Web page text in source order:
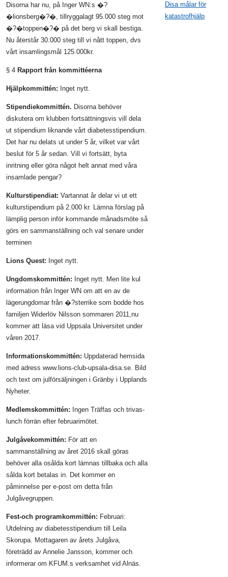
Disorna har nu, på Inger WN:s �?
�lionsberg�?�, tillryggalagt 95.000 steg mot
�?�toppen�?� på det berg vi skall bestiga.
Nu återstår 30.000 steg till vi nått toppen, dvs
vårt insamlingsmål 125.000kr.
§ 4Rapport från kommittéerna
Hjälpkommittén: Inget nytt.
Stipendiekommittén. Disorna behöver
diskutera om klubben fortsättningsvis vill dela
ut stipendium liknande vårt diabetesstipendium.
Det har nu delats ut under 5 år, vilket var vårt
beslut för 5 år sedan. Vill vi fortsätt, byta
inritning eller göra något helt annat med våra
insamlade pengar?
Kulturstipendiat: Vartannat år delar vi ut ett
kulturstipendium på 2.000 kr. Lämna förslag på
lämplig person inför kommande månadsmöte så
görs en sammanställning och val senare under
terminen
Lions Quest: Inget nytt.
Ungdomskommittén: Inget nytt. Men lite kul
information från Inger WN om att en av de
lägerungdomar från �?sterrike som bodde hos
familjen Widerlöv Nilsson sommaren 2011,nu
kommer att läsa vid Uppsala Universitet under
våren 2017.
Informationskommittén: Uppdaterad hemsida
med adress www.lions-club-upsala-disa.se. Bild
och text om julförsäljningen i Gränby i Upplands
Nyheter.
Medlemskommittén: Ingen Träffas och trivas-
lunch förrän efter februarimötet.
Julgåvekommittén: För att en
sammanställning av året 2016 skall göras
behöver alla osålda kort lämnas tillbaka och alla
sålda kort betalas in. Det kommer en
påminnelse per e-post om detta från
Julgåvegruppen.
Fest-och programkommittén: Februari:
Utdelning av diabetesstipendium till Leila
Skorupa. Mottagaren av årets Julgåva,
företrädd av Annelie Jansson, kommer och
informerar om KFUM.s verksamhet vid Alnäs.
Disa målar för
katastrofhjälp